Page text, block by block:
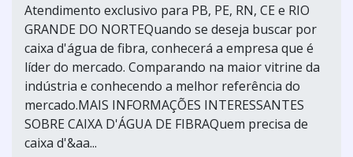
Atendimento exclusivo para PB, PE, RN, CE e RIO
GRANDE DO NORTEQuando se deseja buscar por
caixa d'água de fibra, conhecerá a empresa que é
líder do mercado. Comparando na maior vitrine da
indústria e conhecendo a melhor referência do
mercado.MAIS INFORMAÇÕES INTERESSANTES
SOBRE CAIXA D'ÁGUA DE FIBRAQuem precisa de
caixa d'&aa...